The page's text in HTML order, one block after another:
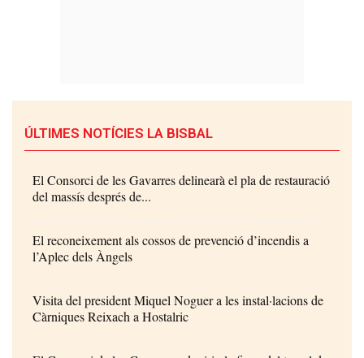
ÚLTIMES NOTÍCIES LA BISBAL
El Consorci de les Gavarres delinearà el pla de restauració
del massís després de...
El reconeixement als cossos de prevenció d’incendis a
l’Aplec dels Àngels
Visita del president Miquel Noguer a les instal·lacions de
Càrniques Reixach a Hostalric